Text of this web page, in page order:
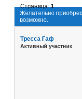
Желательно
возможно.
Страница:1
Тресса Гаф
Активный участник